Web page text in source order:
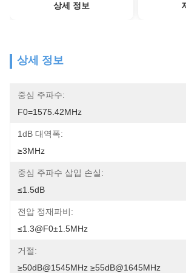
상세 정보
상세 정보
중심 주파수:
F0=1575.42MHz
1dB 대역폭:
≥3MHz
중심 주파수 삽입 손실:
≤1.5dB
전압 정재파비:
≤1.3@f0±1.5MHz
거절:
≥50dB@1545MHz ≥55dB@1645MHz